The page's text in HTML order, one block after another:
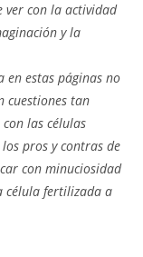
ver con la actividad
y la
en estas páginas no
cuestiones tan
las células
pros y contras de
con minuciosidad
célula fertilizada a